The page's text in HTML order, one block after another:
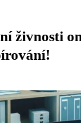
živnosti